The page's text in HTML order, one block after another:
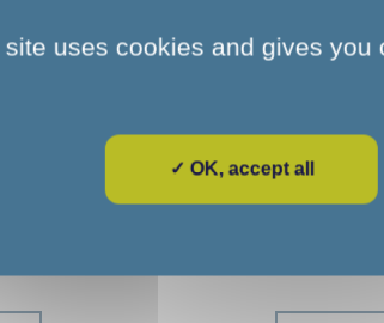
de
L'art et la
site uses cookies and gives
✓ OK, accept all